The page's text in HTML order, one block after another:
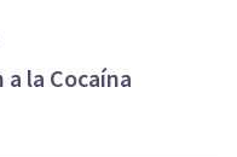
la Cocaína